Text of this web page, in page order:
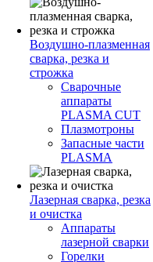
Воздушно-плазменная
сварка, резка и
строжка
Сварочные
аппараты
PLASMA CUT
Плазмотроны
Запасные части
PLASMA
Лазерная сварка, резка
и очистка
Аппараты
лазерной сварки
Горелки